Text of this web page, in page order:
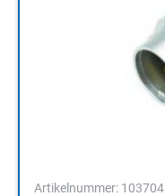
Artikelnummer: 103704